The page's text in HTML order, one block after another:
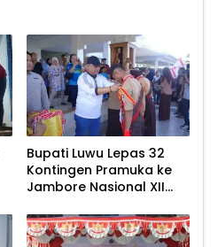
Bupati Luwu Lepas 32
Kontingen Pramuka ke
Jambore Nasional XII